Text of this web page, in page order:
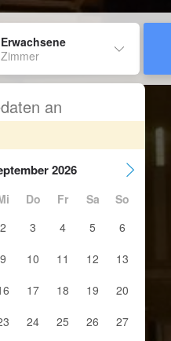
an
2026
Do Fr Sa
So
2
3 4 5
6
9
10 11 12
13
17 18 19
20
24 25 26 27